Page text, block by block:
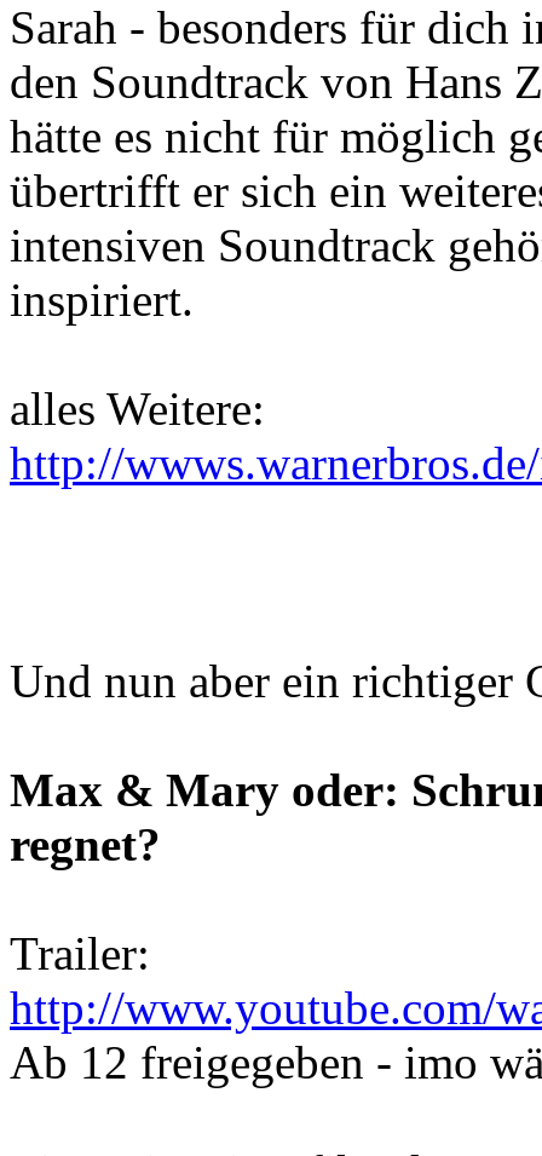
Sarah - besonders für dich
den Soundtrack von Hans
hätte es nicht für möglich
übertrifft er sich ein
intensiven Soundtrack
inspiriert.
alles Weitere:
http://
Und nun aber ein richtiger
Max & Mary oder:
regnet?
Trailer:
http://www.youtube.com/
Ab 12 freigegeben - imo